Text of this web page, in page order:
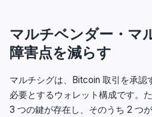
マルチベンダー・マ
障害点を減らす
マルチシグは、Bitcoin 取引を承認
必要とするウォレット構成です。
3 つの鍵が存在し、そのうち 2 つ